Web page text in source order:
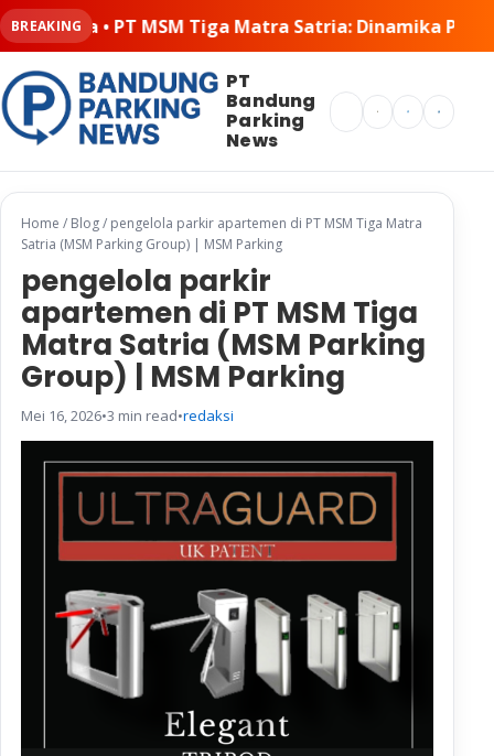
BREAKING Dinamika Pelaksanaan Kerja Sama di
PT
Bandung
Parking
News
Search
Home / Blog/ pengelola parkir apartemen di PT MSM Tiga Matra
Satria (MSM Parking Group) | MSM Parking
pengelola parkir
apartemen di PT MSM Tiga
Matra Satria (MSM Parking
Group) | MSM Parking
Mei 16, 2026•3 min read•redaksi